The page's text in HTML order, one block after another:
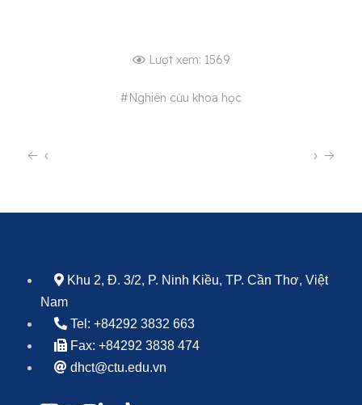
Lượt xem: 1569
#Nghiên cứu khoa học
‹ ›
Khu 2, Đ. 3/2, P. Ninh Kiều, TP. Cần Thơ, Việt
Nam
Tel: +84292 3832 663
Fax: +84292 3838 474
dhct@ctu.edu.vn